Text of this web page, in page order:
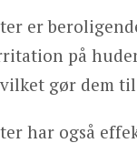
er
på
gør dem
har også